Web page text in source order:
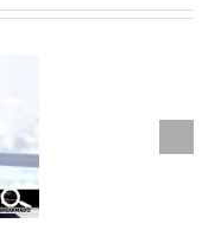
Marcan a personas saliendo